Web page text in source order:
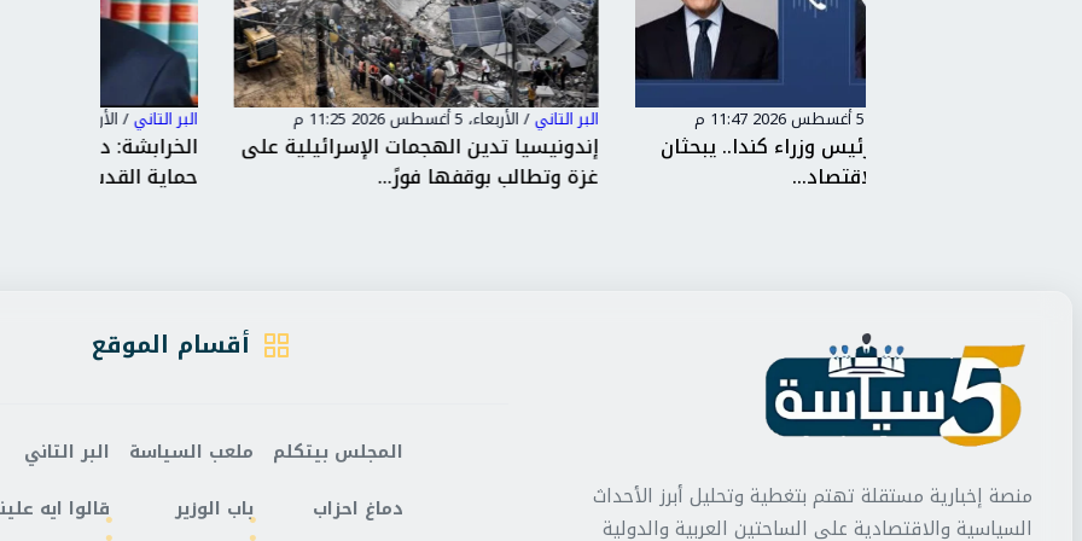
البر التاني /الأربعاء، 5 أغسطس 2026 11:25 م
إندونيسيا تدين الهجمات الإسرائيلية على
غزة وتطالب بوقفها فورً...
البر التاني/الأربعاء، 5 أغسطس 2026 11:22 م
الخرابشة: دعم الوصاية الهاشمية يعزز
حماية القدس ويصون المقدسا...
منصة إخبارية مستقلة تهتم بتغطية وتحليل أبرز الأحداث
السياسية والاقتصادية على الساحتين العربية والدولية
أقسام الموقع
المجلس بيتكلم
دماغ احزاب
ملعب السياسة
باب الوزير
البر التاني
قالوا ايه